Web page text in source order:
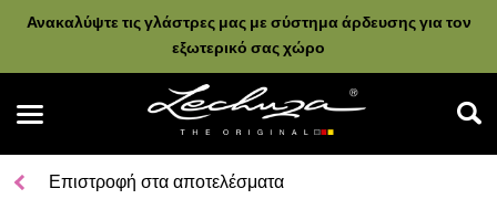
Ανακαλύψτε τις γλάστρες μας με σύστημα άρδευσης για τον
εξωτερικό σας χώρο
Επιστροφή στα αποτελέσματα